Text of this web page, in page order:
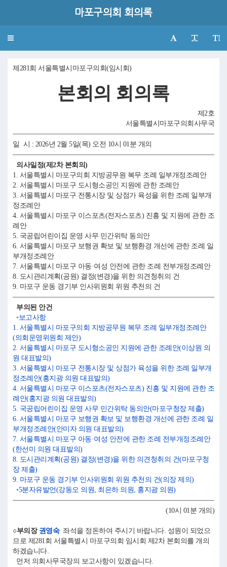
마포구의회 회의록
Toggle
제281회 서울특별시마포구의회(임시회)
본회의 회의록
제2호
서울특별시마포구의회사무국
일 시 : 2026년 2월 5일(목) 오전 10시 01분 개의
의사일정(제2차 본회의)
1. 서울특별시 마포구의회 지방공무원 복무 조례 일부개정조례안
2. 서울특별시 마포구 도시형소공인 지원에 관한 조례안
3. 서울특별시 마포구 전통시장 및 상점가 육성을 위한 조례 일부개
정조례안
4. 서울특별시 마포구 이스포츠(전자스포츠) 진흥 및 지원에 관한 조
례안
5. 국공립어린이집 운영 사무 민간위탁 동의안
6. 서울특별시 마포구 보행권 확보 및 보행환경 개선에 관한 조례 일
부개정조례안
7. 서울특별시 마포구 아동·여성 안전에 관한 조례 전부개정조례안
8. 도시관리계획(공원) 결정(변경)을 위한 의견청취의 건
9. 마포구 운동 경기부 인사위원회 위원 추천의 건
부의된 안건
◦보고사항
1. 서울특별시 마포구의회 지방공무원 복무 조례 일부개정조례안
(의회운영위원회 제안)
2. 서울특별시 마포구 도시형소공인 지원에 관한 조례안(이상원 의
원 대표발의)
3. 서울특별시 마포구 전통시장 및 상점가 육성을 위한 조례 일부개
정조례안(홍지광 의원 대표발의)
4. 서울특별시 마포구 이스포츠(전자스포츠) 진흥 및 지원에 관한 조
례안(홍지광 의원 대표발의)
5. 국공립어린이집 운영 사무 민간위탁 동의안(마포구청장 제출)
6. 서울특별시 마포구 보행권 확보 및 보행환경 개선에 관한 조례 일
부개정조례안(안미자 의원 대표발의)
7. 서울특별시 마포구 아동·여성 안전에 관한 조례 전부개정조례안
(한선미 의원 대표발의)
8. 도시관리계획(공원) 결정(변경)을 위한 의견청취의 건(마포구청
장 제출)
9. 마포구 운동 경기부 인사위원회 위원 추천의 건(의장 제의)
◦5분자유발언(강동오 의원, 최은하 의원, 홍지광 의원)
(10시 01분 개의)
○부의장 권영숙좌석을 정돈하여 주시기 바랍니다. 성원이 되었으
므로 제281회 서울특별시 마포구의회 임시회 제2차 본회의를 개의
하겠습니다.
먼저 의회사무국장의 보고사항이 있겠습니다.